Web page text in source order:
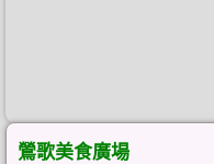
鶯歌美食廣場